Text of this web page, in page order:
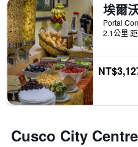
2.1公里
Cusco City